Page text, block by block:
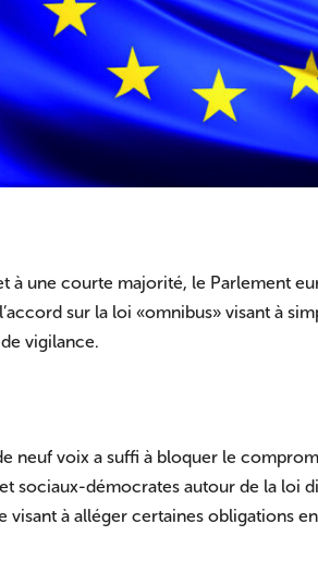
à une courte majorité, le Parlement
sur la loi « omnibus » visant à
vigilance.
neuf voix a suffi à bloquer le
sociaux-démocrates autour de la loi
visant à alléger certaines obligations